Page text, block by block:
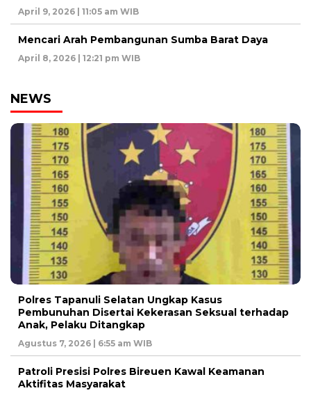
April 9, 2026 | 11:05 am WIB
Mencari Arah Pembangunan Sumba Barat Daya
April 8, 2026 | 12:21 pm WIB
NEWS
Polres Tapanuli Selatan Ungkap Kasus
Pembunuhan Disertai Kekerasan Seksual terhadap
Anak, Pelaku Ditangkap
Agustus 7, 2026 | 6:55 am WIB
Patroli Presisi Polres Bireuen Kawal Keamanan
Aktifitas Masyarakat